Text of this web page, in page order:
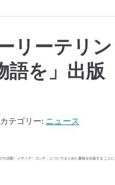
リーテリン
語を」出版
カテゴリー: ニュース
活動「メディア・コンテ」についてまとめた書籍を出版することに